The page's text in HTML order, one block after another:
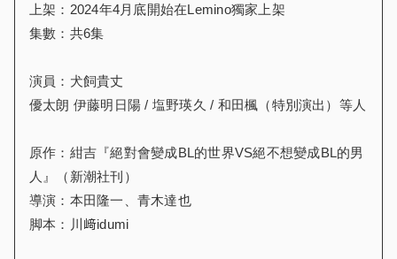
上架：2024年4月底開始在Lemino獨家上架
集數：共6集
演員：犬飼貴丈
優太朗 伊藤明日陽 / 塩野瑛久 / 和田楓（特別演出）等人
原作：紺吉『絕對會變成BL的世界VS絕不想變成BL的男
人』（新潮社刊）
導演：本田隆一、⻘木達也
脚本：川﨑idumi